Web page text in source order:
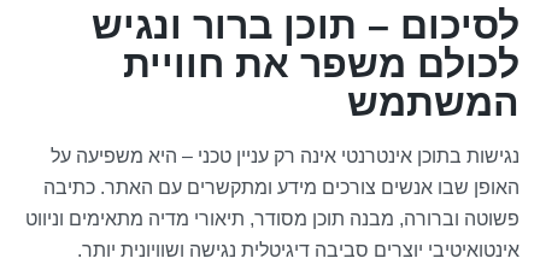
לסיכום – תוכן ברור ונגיש
לכולם משפר את חוויית
המשתמש
נגישות בתוכן אינטרנטי אינה רק עניין טכני – היא משפיעה על
האופן שבו אנשים צורכים מידע ומתקשרים עם האתר. כתיבה
פשוטה וברורה, מבנה תוכן מסודר, תיאורי מדיה מתאימים וניווט
אינטואיטיבי יוצרים סביבה דיגיטלית נגישה ושוויונית יותר.